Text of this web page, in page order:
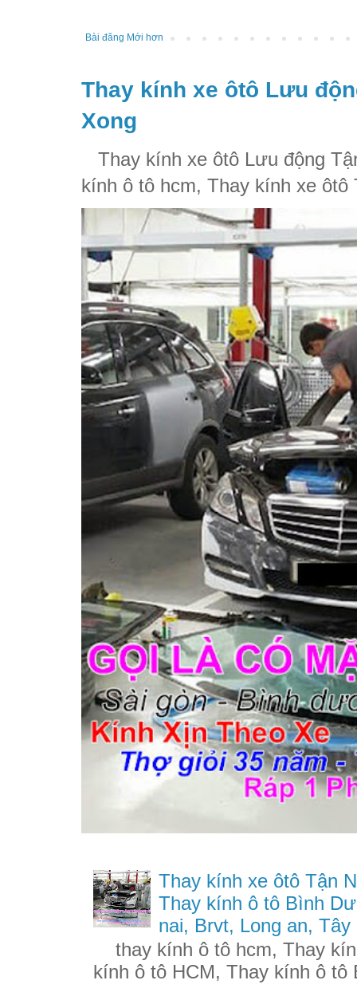
Bài đăng Mới hơn
Thay kính xe ôtô Lưu
Xong
Thay kính xe ôtô Lưu động
kính ô tô hcm, Thay kính xe
Thay kính xe ôtô Tận
Thay kính ô tô Bình
nai, Brvt, Long an,
thay kính ô tô hcm, Thay
kính ô tô HCM, Thay kính ô